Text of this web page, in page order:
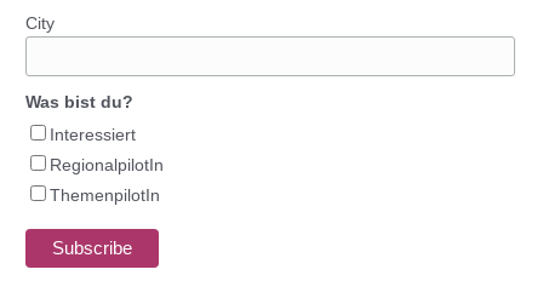
City
Was bist du?
Interessiert
RegionalpilotIn
ThemenpilotIn